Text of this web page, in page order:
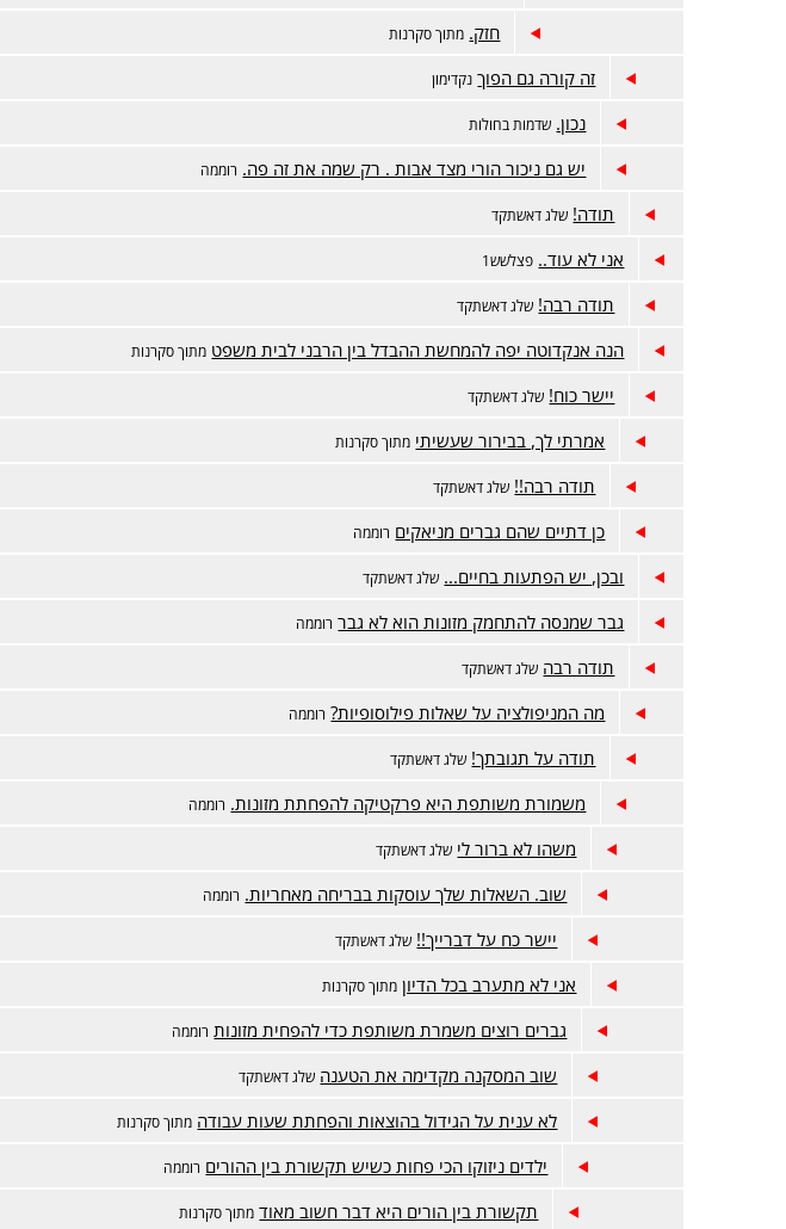
חזק. מתוך סקרנות
זה קורה גם הפוך נקדימון
נכון. שדמות בחולות
יש גם ניכור הורי מצד אבות . רק שמה את זה פה. רוממה
תודה! שלג דאשתקד
אני לא עוד.. פצלשש1
תודה רבה! שלג דאשתקד
הנה אנקדוטה יפה להמחשת ההבדל בין הרבני לבית משפט מתוך סקרנות
יישר כוח! שלג דאשתקד
אמרתי לך, בבירור שעשיתי מתוך סקרנות
תודה רבה!! שלג דאשתקד
כן דתיים שהם גברים מניאקים רוממה
ובכן, יש הפתעות בחיים... שלג דאשתקד
גבר שמנסה להתחמק מזונות הוא לא גבר רוממה
תודה רבה שלג דאשתקד
מה המניפולציה על שאלות פילוסופיות? רוממה
תודה על תגובתך! שלג דאשתקד
משמורת משותפת היא פרקטיקה להפחתת מזונות. רוממה
משהו לא ברור לי שלג דאשתקד
שוב. השאלות שלך עוסקות בבריחה מאחריות. רוממה
יישר כח על דברייך!! שלג דאשתקד
אני לא מתערב בכל הדיון מתוך סקרנות
גברים רוצים משמרת משותפת כדי להפחית מזונות רוממה
שוב המסקנה מקדימה את הטענה שלג דאשתקד
לא ענית על הגידול בהוצאות והפחתת שעות עבודה מתוך סקרנות
ילדים ניזוקו הכי פחות כשיש תקשורת בין ההורים רוממה
תקשורת בין הורים היא דבר חשוב מאוד מתוך סקרנות